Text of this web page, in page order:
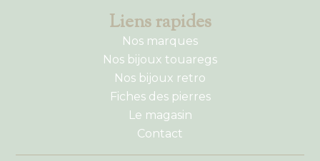
Liens rapides
Nos marques
Nos bijoux touaregs
Nos bijoux retro
Fiches des pierres
Le magasin
Contact